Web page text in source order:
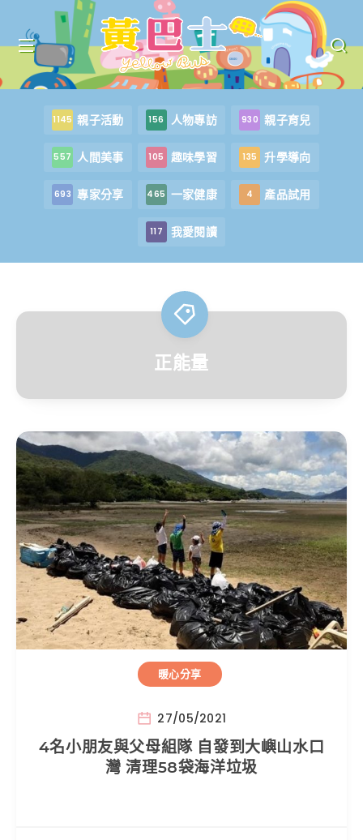
1145 親子活動 156 人物專訪 930 親子育兒
557 人間美事 105 趣味學習 135 升學導向
693 專家分享 465 一家健康 4 產品試用
117 我愛閱讀
正能量
暖心分享
27/05/2021
4名小朋友與父母組隊 自發到大嶼山水口
灣 清理58袋海洋垃圾